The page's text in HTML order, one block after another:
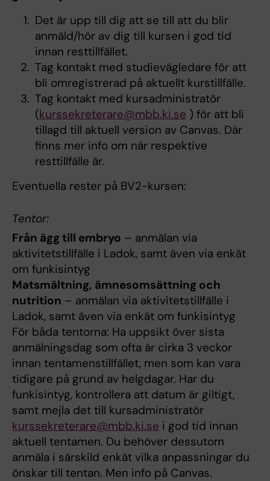
Det är upp till dig att se till att du blir
anmäld/hör av dig till kursen i god tid
innan resttillfället.
Tag kontakt med studievägledare för att
bli omregistrerad på aktuellt kurstillfälle.
Tag kontakt med kursadministratör
(kurssekreterare@mbb.ki.se ) för att bli
tillagd till aktuell version av Canvas. Där
finns mer info om när respektive
resttillfälle är.
Eventuella rester på BV2-kursen:
Tentor:
Från ägg till embryo – anmälan via
aktivitetstillfälle i Ladok, samt även via enkät
om funkisintyg
Matsmältning, ämnesomsättning och
nutrition – anmälan via aktivitetstillfälle i
Ladok, samt även via enkät om funkisintyg
För båda tentorna: Ha uppsikt över sista
anmälningsdag som ofta är cirka 3 veckor
innan tentamenstillfället, men som kan vara
tidigare på grund av helgdagar. Har du
funkisintyg, kontrollera att datum är giltigt,
samt mejla det till kursadministratör
kurssekreterare@mbb.ki.se i god tid innan
aktuell tentamen. Du behöver dessutom
anmäla i särskild enkät vilka anpassningar du
önskar till tentan. Men info på Canvas.